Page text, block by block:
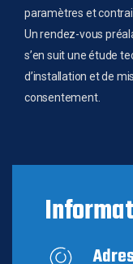
paramètres et
Un rendez-vous
s’en suit une étude
d’installation et de
consentement.